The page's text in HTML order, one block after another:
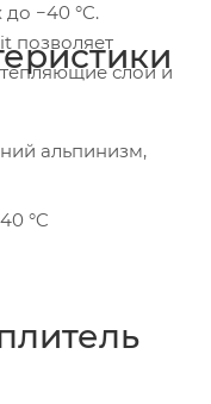
−40 °C.
позволяет
слои и
альпинизм,
°C